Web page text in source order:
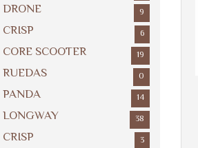
DRONE 9
CRISP 6
CORE SCOOTER 19
RUEDAS 0
PANDA 14
LONGWAY 38
CRISP 3